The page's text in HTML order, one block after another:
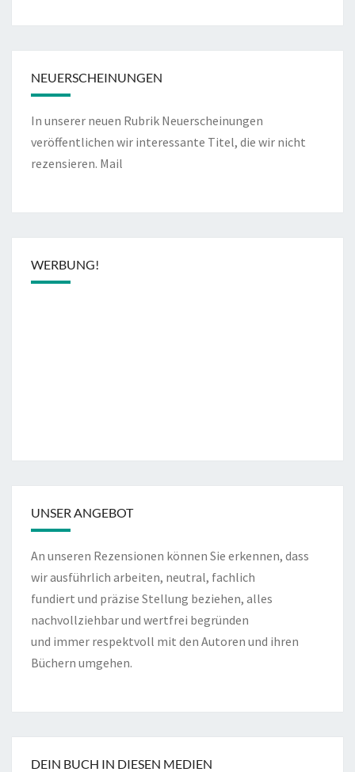
NEUERSCHEINUNGEN
In unserer neuen Rubrik Neuerscheinungen
veröffentlichen wir interessante Titel, die wir nicht
rezensieren. Mail
WERBUNG!
UNSER ANGEBOT
An unseren Rezensionen können Sie erkennen, dass
wir ausführlich arbeiten, neutral, fachlich
fundiert und präzise Stellung beziehen, alles
nachvollziehbar und wertfrei begründen
und immer respektvoll mit den Autoren und ihren
Büchern umgehen.
DEIN BUCH IN DIESEN MEDIEN